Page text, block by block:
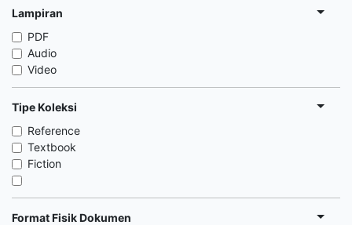
Lampiran
PDF
Audio
Video
Tipe Koleksi
Reference
Textbook
Fiction
Format Fisik Dokumen